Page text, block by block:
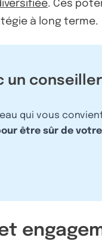
. Ces
à long terme.
un conseiller
qui vous
être sûr de